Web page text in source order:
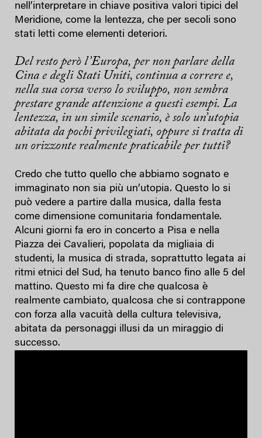
nell’interpretare in chiave positiva valori tipici del
Meridione, come la lentezza, che per secoli sono
stati letti come elementi deteriori.
Del resto però l’Europa, per non parlare della
Cina e degli Stati Uniti, continua a correre e,
nella sua corsa verso lo sviluppo, non sembra
prestare grande attenzione a questi esempi. La
lentezza, in un simile scenario, è solo un’utopia
abitata da pochi privilegiati, oppure si tratta di
un orizzonte realmente praticabile per tutti?
Credo che tutto quello che abbiamo sognato e
immaginato non sia più un’utopia. Questo lo si
può vedere a partire dalla musica, dalla festa
come dimensione comunitaria fondamentale.
Alcuni giorni fa ero in concerto a Pisa e nella
Piazza dei Cavalieri, popolata da migliaia di
studenti, la musica di strada, soprattutto legata ai
ritmi etnici del Sud, ha tenuto banco fino alle 5 del
mattino. Questo mi fa dire che qualcosa è
realmente cambiato, qualcosa che si contrappone
con forza alla vacuità della cultura televisiva,
abitata da personaggi illusi da un miraggio di
successo.